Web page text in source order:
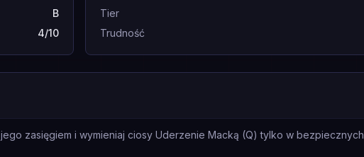
B
4/10
Tier
Trudność
zasięgiem i wymieniaj ciosy Uderzenie Macką (Q) tylko w bezpiecznych